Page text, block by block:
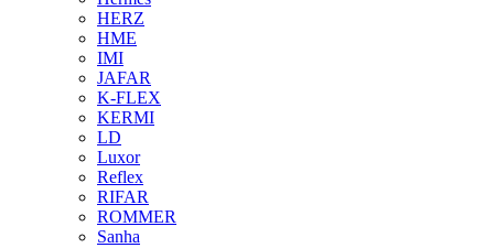
HERZ
HME
IMI
JAFAR
K-FLEX
KERMI
LD
Luxor
Reflex
RIFAR
ROMMER
Sanha